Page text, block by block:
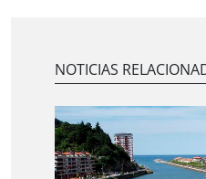
NOTICIAS